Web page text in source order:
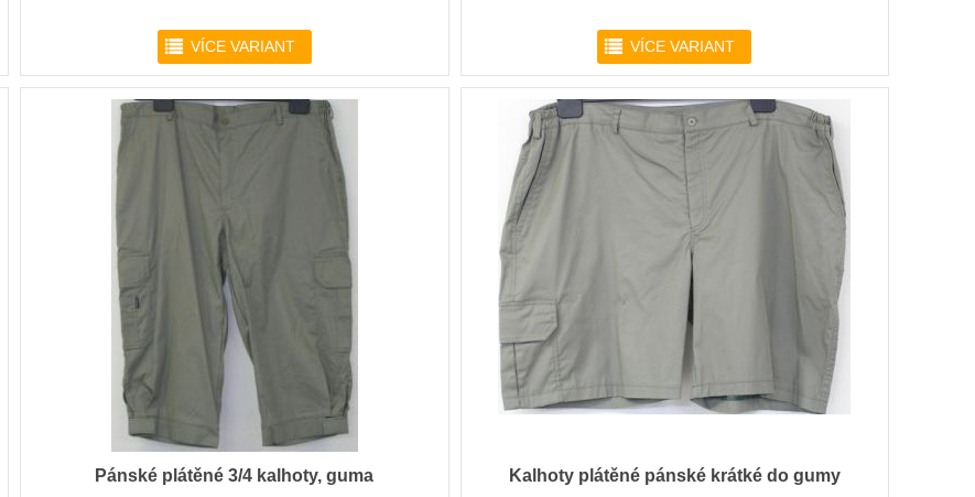
r VÍCE VARIANT r VÍCE VARIANT
Pánské plátěné 3/4 kalhoty, guma Kalhoty plátěné pánské krátké do gumy